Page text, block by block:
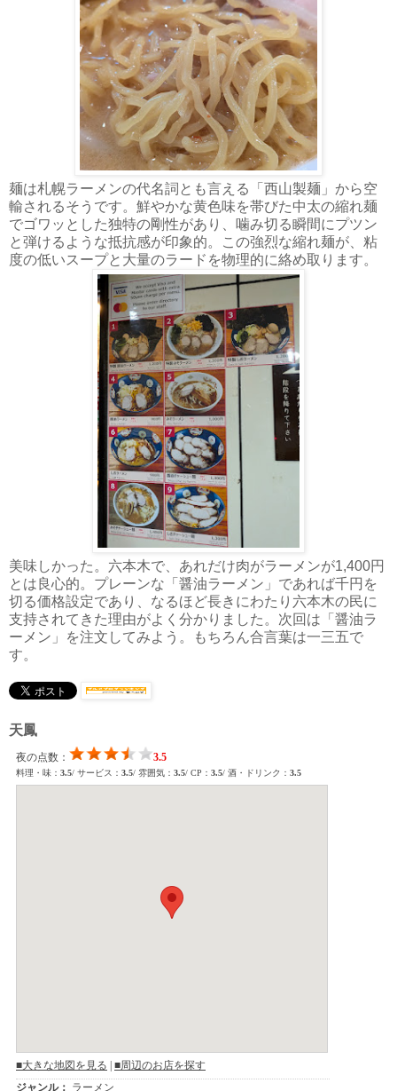
麺は札幌ラーメンの代名詞とも言える「西山製麺」から空
輸されるそうです。鮮やかな黄色味を帯びた中太の縮れ麺
でゴワッとした独特の剛性があり、噛み切る瞬間にプツン
と弾けるような抵抗感が印象的。この強烈な縮れ麺が、粘
度の低いスープと大量のラードを物理的に絡め取ります。
美味しかった。六本木で、あれだけ肉がラーメンが1,400円
とは良心的。プレーンな「醤油ラーメン」であれば千円を
切る価格設定であり、なるほど長きにわたり六本木の民に
支持されてきた理由がよく分かりました。次回は「醤油ラ
ーメン」を注文してみよう。もちろん合言葉は一三五で
す。
天鳳